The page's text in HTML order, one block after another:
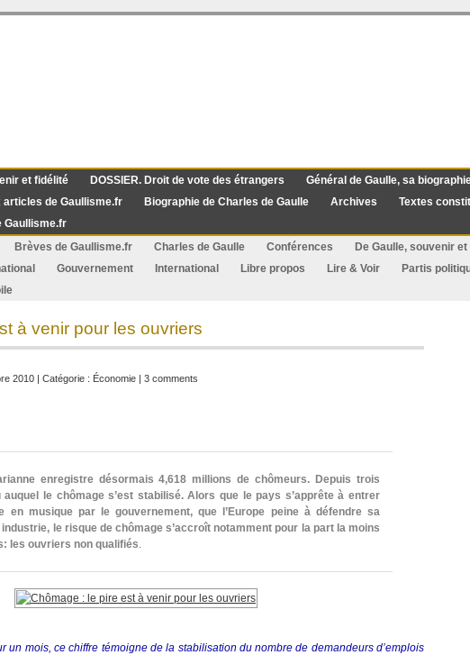
et fidélité DOSSIER. Droit de vote des étrangers Général de Gaulle, sa
articles de Gaullisme.fr
Biographie de Charles de Gaulle Archives Textes
Gaullisme.fr
Brèves de Gaullisme.fr Charles de Gaulle Conférences De Gaulle, souvenir
Gouvernement International Libre propos Lire & Voir Partis
à venir pour les ouvriers
2010 | Catégorie : Économie | 3 comments
enregistre désormais 4,618 millions de chômeurs. Depuis trois
auquel le chômage s’est stabilisé. Alors que le pays s’apprête à entrer
en musique par le gouvernement, que l’Europe peine à défendre sa
le risque de chômage s’accroît notamment pour la part la moins
les ouvriers non qualifiés.
un mois, ce chiffre témoigne de la stabilisation du nombre de demandeurs d’emplois